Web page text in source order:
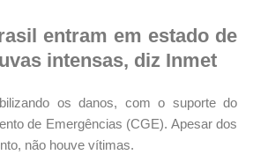
entram em estado de
intensas, diz Inmet
os danos, com o suporte do
de Emergências (CGE). Apesar dos
não houve vítimas.